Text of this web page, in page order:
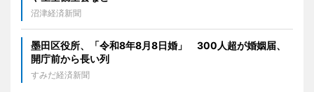
沼津経済新聞
墨田区役所、「令和8年8月8日婚」 300人超が婚姻届、
開庁前から長い列
すみだ経済新聞